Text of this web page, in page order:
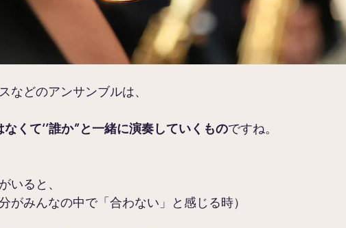
などのアンサンブルは、
くて‘’誰か”と一緒に演奏していくものですね。
いると、
がみんなの中で「合わない」と感じる時）